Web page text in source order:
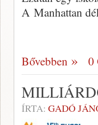
A Manhattan
Bővebben 0
ÍRTA: GADÓ